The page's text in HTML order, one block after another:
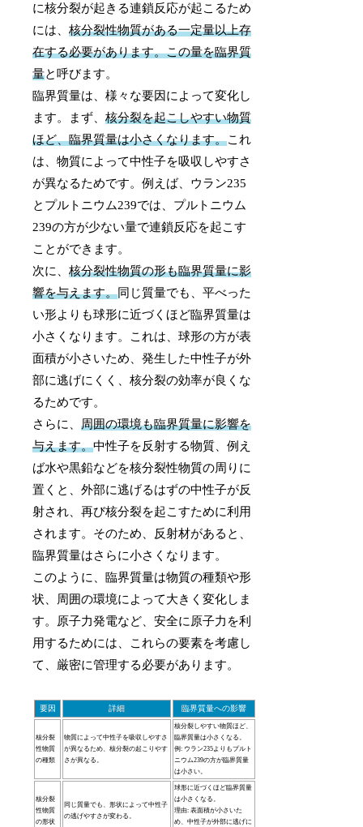
に核分裂が起きる連鎖反応が起こるため
には、核分裂性物質がある一定量以上存
在する必要があります。この量を臨界質
量と呼びます。
臨界質量は、様々な要因によって変化し
ます。まず、核分裂を起こしやすい物質
ほど、臨界質量は小さくなります。これ
は、物質によって中性子を吸収しやすさ
が異なるためです。例えば、ウラン235
とプルトニウム239では、プルトニウム
239の方が少ない量で連鎖反応を起こす
ことができます。
次に、核分裂性物質の形も臨界質量に影
響を与えます。同じ質量でも、平べった
い形よりも球形に近づくほど臨界質量は
小さくなります。これは、球形の方が表
面積が小さいため、発生した中性子が外
部に逃げにくく、核分裂の効率が良くな
るためです。
さらに、周囲の環境も臨界質量に影響を
与えます。中性子を反射する物質、例え
ば水や黒鉛などを核分裂性物質の周りに
置くと、外部に逃げるはずの中性子が反
射され、再び核分裂を起こすために利用
されます。そのため、反射材があると、
臨界質量はさらに小さくなります。
このように、臨界質量は物質の種類や形
状、周囲の環境によって大きく変化しま
す。原子力発電など、安全に原子力を利
用するためには、これらの要素を考慮し
て、厳密に管理する必要があります。
要因 詳細 臨界質量への影響
核分裂
性物質
の種類
物質によって中性子を吸収しやすさ
が異なるため、核分裂の起こりやす
さが異なる。
核分裂しやすい物質ほど、
臨界質量は小さくなる。
例: ウラン235よりもプルト
ニウム239の方が臨界質量
は小さい。
核分裂
性物質
の形状
同じ質量でも、形状によって中性子
の逃げやすさが変わる。
球形に近づくほど臨界質量
は小さくなる。
理由: 表面積が小さいた
め、中性子が外部に逃げに